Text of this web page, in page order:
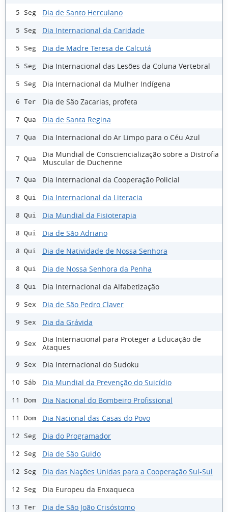
5 Seg Dia de Santo Herculano
5 Seg Dia Internacional da Caridade
5 Seg Dia de Madre Teresa de Calcutá
5 Seg Dia Internacional das Lesões da Coluna Vertebral
5 Seg Dia Internacional da Mulher Indígena
6 Ter Dia de São Zacarias, profeta
7 Qua Dia de Santa Regina
7 Qua Dia Internacional do Ar Limpo para o Céu Azul
7 Qua
Dia Mundial de Consciencialização sobre a Distrofia
Muscular de Duchenne
7 Qua Dia Internacional da Cooperação Policial
8 Qui Dia Internacional da Literacia
8 Qui Dia Mundial da Fisioterapia
8 Qui Dia de São Adriano
8 Qui Dia de Natividade de Nossa Senhora
8 Qui Dia de Nossa Senhora da Penha
8 Qui Dia Internacional da Alfabetização
9 Sex Dia de São Pedro Claver
9 Sex Dia da Grávida
9 Sex
Dia Internacional para Proteger a Educação de
Ataques
9 Sex Dia Internacional do Sudoku
10 Sáb Dia Mundial da Prevenção do Suicídio
11 Dom Dia Nacional do Bombeiro Profissional
11 Dom Dia Nacional das Casas do Povo
12 Seg Dia do Programador
12 Seg Dia de São Guido
12 Seg Dia das Nações Unidas para a Cooperação Sul-Sul
12 Seg Dia Europeu da Enxaqueca
13 Ter Dia de São João Crisóstomo